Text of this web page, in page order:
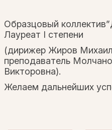
Образцовый
Лауреат I степени
(дирижер Жиров
преподаватель
Викторовна).
Желаем дальнейших